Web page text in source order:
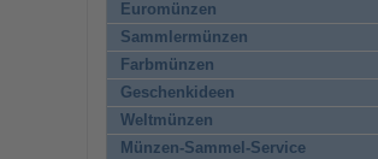
Euromünzen
Sammlermünzen
Farbmünzen
Geschenkideen
Weltmünzen
Münzen-Sammel-Service